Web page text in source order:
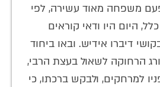
משפחה מאוד עשירה, לפי
היום היו ודאי קוראים
דיברו אידיש. ובאו ביחוד
הרחוקה לשאול בעצת הרבי,
למרחקים, ולבקש ברכתו, כי